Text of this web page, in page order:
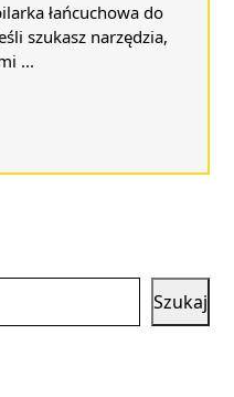
łańcuchowa do
szukasz narzędzia,
...
Szukaj